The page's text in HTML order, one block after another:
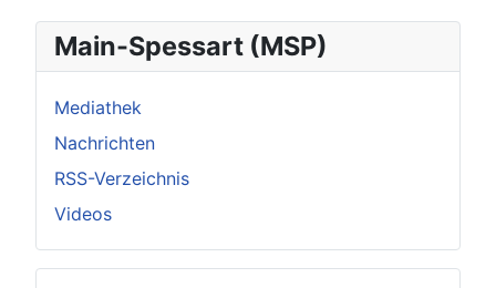
Main-Spessart (MSP)
Mediathek
Nachrichten
RSS-Verzeichnis
Videos